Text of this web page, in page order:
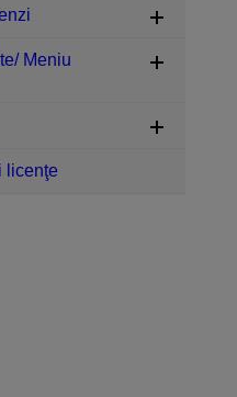
Meniu
licenţe